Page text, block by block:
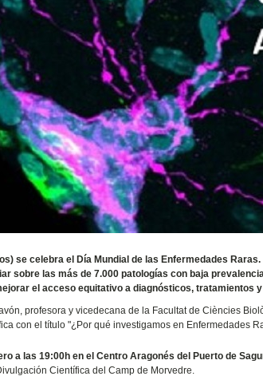
se celebra el Día Mundial de las Enfermedades
sobre las más de 7.000 patologías con baja
el acceso equitativo a diagnósticos, tratamientos
profesora y vicedecana de la Facultat de Ciències
con el título "¿Por qué investigamos en Enfermedades
a las 19:00h en el Centro Aragonés del Puerto de
Científica del Camp de Morvedre.